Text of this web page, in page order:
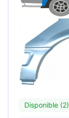
Disponible (2)